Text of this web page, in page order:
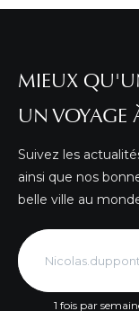
MIEUX
UN VOYAGE
Suivez les
ainsi que nos
belle ville au
1 fois par